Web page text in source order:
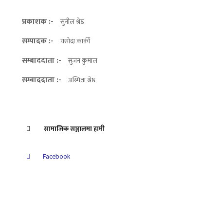
प्रकाशक :- सुनील श्रेष्ठ
सम्पादक :- यसोदा कार्की
सम्बाददाता :- सुजन कुमाल
सम्बाददाता :- अस्मिता श्रेष्ठ
सामाजिक सञ्जालमा हामी
Facebook